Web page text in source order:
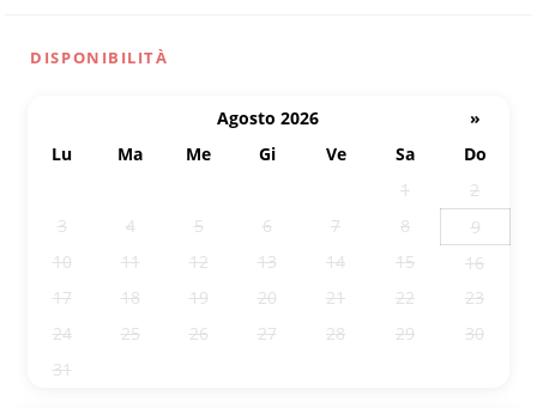
DISPONIBILITÀ
Agosto 2026
»
Lu
Ma Me Gi Ve Sa
Do
1
2
3
4 5 6 7 8
9
10
11 12 13 14 15
16
17
18 19 20 21 22
23
24
25 26 27 28 29
30
31